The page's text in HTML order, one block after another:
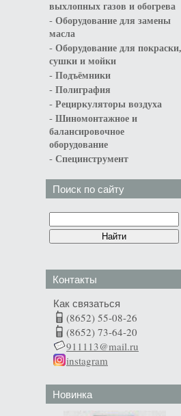
выхлопных газов и обогрева
- Оборудование для замены
масла
- Оборудование для покраски,
сушки и мойки
- Подъёмники
- Полиграфия
- Рециркуляторы воздуха
- Шиномонтажное и
балансировочное
оборудование
- Специнструмент
Поиск по сайту
Контакты
Как связаться
(8652) 55-08-26
(8652) 73-64-20
911113@mail.ru
instagram
Новинка